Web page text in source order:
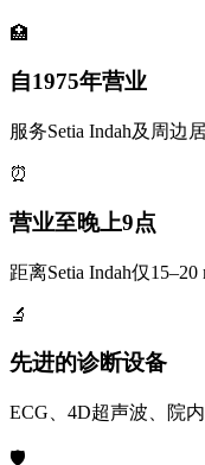
🏥
自1975年营业
服务Setia Indah及周边
⏰
营业至晚上9点
距离Setia Indah仅
🔬
先进的诊断设备
ECG、4D超声波、院
🛡️